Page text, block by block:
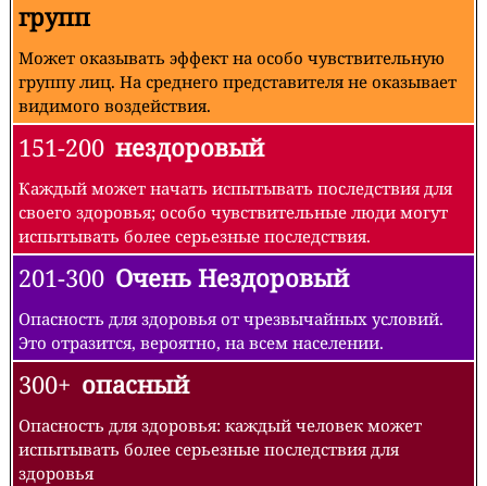
групп
Может оказывать эффект на особо чувствительную
группу лиц. На среднего представителя не оказывает
видимого воздействия.
151-200 нездоровый
Каждый может начать испытывать последствия для
своего здоровья; особо чувствительные люди могут
испытывать более серьезные последствия.
201-300 Очень Нездоровый
Опасность для здоровья от чрезвычайных условий.
Это отразится, вероятно, на всем населении.
300+ опасный
Опасность для здоровья: каждый человек может
испытывать более серьезные последствия для
здоровья